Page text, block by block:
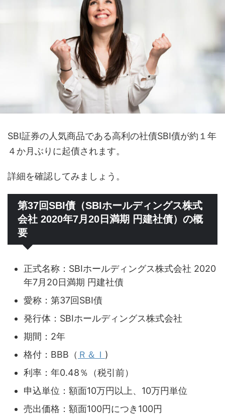
SBI証券の人気商品である高利の社債SBI債が約１年
４か月ぶりに起債されます。
詳細を確認してみましょう。
第37回SBI債（SBIホールディングス株式
会社 2020年7月20日満期 円建社債）の概
要
正式名称：SBIホールディングス株式会社 2020
年7月20日満期 円建社債
愛称：第37回SBI債
発行体：SBIホールディングス株式会社
期間：2年
格付：BBB（ Ｒ＆Ｉ )
利率：年0.48％（税引前）
申込単位：額面10万円以上、10万円単位
売出価格：額面100円につき100円